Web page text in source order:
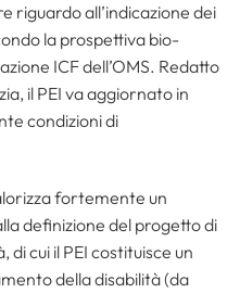
riguardo all’indicazione dei
la prospettiva bio-
ICF dell’OMS. Redatto
il PEI va aggiornato in
condizioni di
fortemente un
definizione del progetto di
cui il PEI costituisce un
della disabilità (da